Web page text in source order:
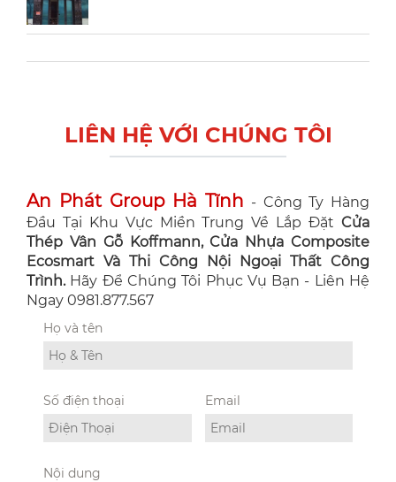
LIÊN HỆ VỚI CHÚNG TÔI
An Phát Group Hà Tĩnh - Công Ty Hàng
Đầu Tại Khu Vực Miền Trung Về Lắp Đặt Cửa
Thép Vân Gỗ Koffmann, Cửa Nhựa Composite
Ecosmart Và Thi Công Nội Ngoại Thất Công
Trình. Hãy Để Chúng Tôi Phục Vụ Bạn - Liên Hệ
Ngay 0981.877.567
Họ và tên
Số điện thoại Email
Nội dung